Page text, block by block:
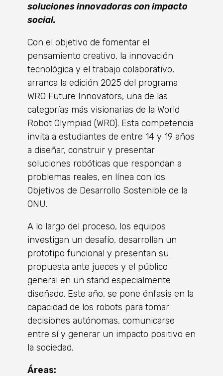
soluciones innovadoras con impacto
social.
Con el objetivo de fomentar el
pensamiento creativo, la innovación
tecnológica y el trabajo colaborativo,
arranca la edición 2025 del programa
WRO Future Innovators, una de las
categorías más visionarias de la World
Robot Olympiad (WRO). Esta competencia
invita a estudiantes de entre 14 y 19 años
a diseñar, construir y presentar
soluciones robóticas que respondan a
problemas reales, en línea con los
Objetivos de Desarrollo Sostenible de la
ONU.
A lo largo del proceso, los equipos
investigan un desafío, desarrollan un
prototipo funcional y presentan su
propuesta ante jueces y el público
general en un stand especialmente
diseñado. Este año, se pone énfasis en la
capacidad de los robots para tomar
decisiones autónomas, comunicarse
entre sí y generar un impacto positivo en
la sociedad.
Áreas: